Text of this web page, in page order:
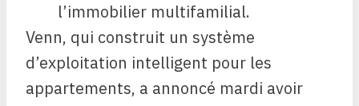
l’immobilier multifamilial.
Venn, qui construit un système
d’exploitation intelligent pour les
appartements, a annoncé mardi avoir